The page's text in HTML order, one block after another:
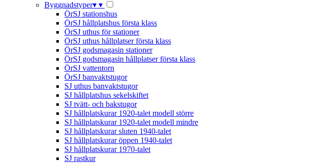
Byggnadstyper▾ ▾
ÖrSJ stationshus
ÖrSJ hållplatshus första klass
ÖrSJ uthus för stationer
ÖrSJ uthus hållplatser första klass
ÖrSJ godsmagasin stationer
ÖrSJ godsmagasin hållplatser första klass
ÖrSJ vattentorn
ÖrSJ banvaktstugor
SJ uthus banvaktstugor
SJ hållplatshus sekelskiftet
SJ tvätt- och bakstugor
SJ hållplatskurar 1920-talet modell större
SJ hållplatskurar 1920-talet modell mindre
SJ hållplatskurar sluten 1940-talet
SJ hållplatskurar öppen 1940-talet
SJ hållplatskurar 1970-talet
SJ rastkur